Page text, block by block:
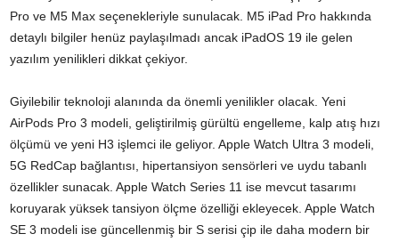
Pro ve M5 Max seçenekleriyle sunulacak. M5 iPad Pro hakkında
detaylı bilgiler henüz paylaşılmadı ancak iPadOS 19 ile gelen
yazılım yenilikleri dikkat çekiyor.
Giyilebilir teknoloji alanında da önemli yenilikler olacak. Yeni
AirPods Pro 3 modeli, geliştirilmiş gürültü engelleme, kalp atış hızı
ölçümü ve yeni H3 işlemci ile geliyor. Apple Watch Ultra 3 modeli,
5G RedCap bağlantısı, hipertansiyon sensörleri ve uydu tabanlı
özellikler sunacak. Apple Watch Series 11 ise mevcut tasarımı
koruyarak yüksek tansiyon ölçme özelliği ekleyecek. Apple Watch
SE 3 modeli ise güncellenmiş bir S serisi çip ile daha modern bir